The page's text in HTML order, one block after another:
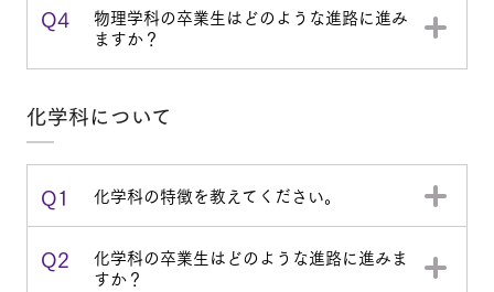
Q4 物理学科の卒業生はどのような進路に進み
ますか？
化学科について
Q1 化学科の特徴を教えてください。
Q2 化学科の卒業生はどのような進路に進みま
すか？